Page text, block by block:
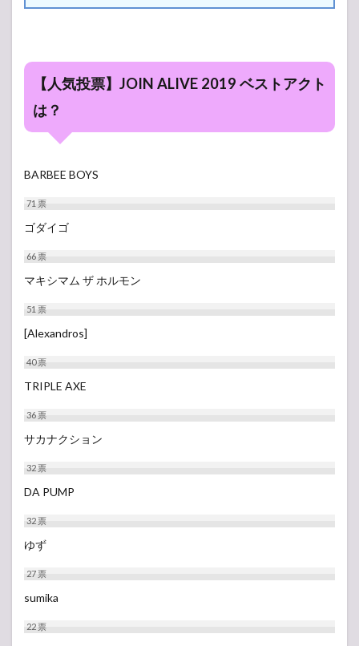
【人気投票】JOIN ALIVE 2019 ベストアクト
は？
BARBEE BOYS
71票
ゴダイゴ
66票
マキシマム ザ ホルモン
51票
[Alexandros]
40票
TRIPLE AXE
36票
サカナクション
32票
DA PUMP
32票
ゆず
27票
sumika
22票